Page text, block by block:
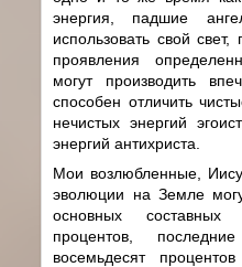
энергия, падшие
использовать свой
проявления
могут производить
способен отличить
нечистых энергий
энергий антихриста.
Мои возлюбленные,
эволюции на Земле
основных
процентов,
восемьдесят